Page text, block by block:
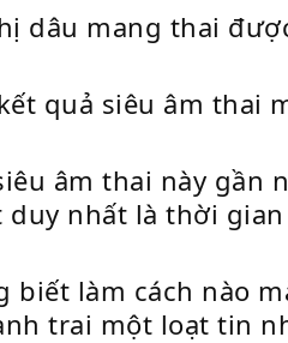
dâu mang thai
quả siêu âm thai
âm thai này gần
duy nhất là thời
biết làm cách nào
trai một loạt tin